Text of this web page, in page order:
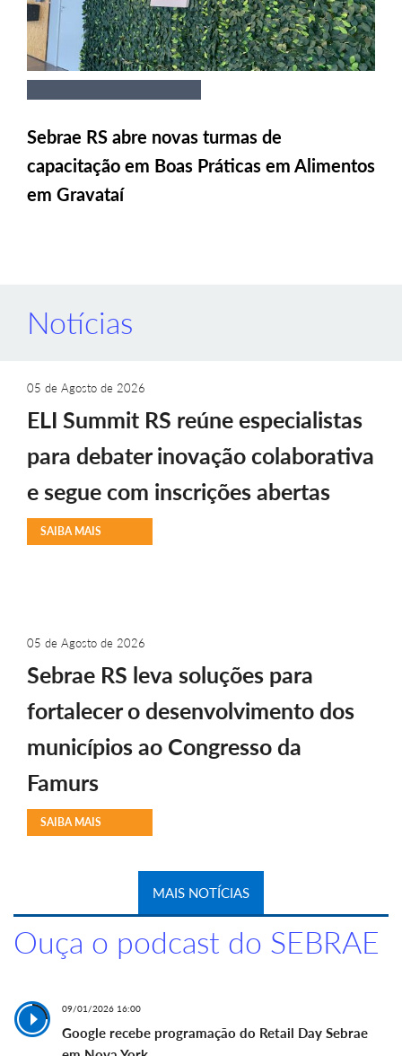
Sebrae RS abre novas turmas de
capacitação em Boas Práticas em Alimentos
em Gravataí
Notícias
05 de Agosto de 2026
ELI Summit RS reúne especialistas
para debater inovação colaborativa
e segue com inscrições abertas
SAIBA MAIS
05 de Agosto de 2026
Sebrae RS leva soluções para
fortalecer o desenvolvimento dos
municípios ao Congresso da
Famurs
SAIBA MAIS
MAIS NOTÍCIAS
Ouça o podcast do SEBRAE
09/01/2026 16:00
Google recebe programação do Retail Day Sebrae